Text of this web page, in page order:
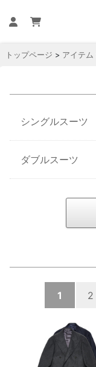
トップページ > アイテム
シングルスーツ
ダブルスーツ
1 2